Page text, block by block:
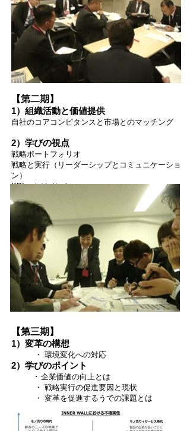
【第二期】
1）組織活動と価値提供
自社のコアコンピタンスと市場とのマッチング
2）学びの視点
戦略ポートフォリオ
戦略と実行（リーダーシップとコミュニケーショ
ン）
KPIマネジメント
【第三期】
1）変革の構想
・ 環境変化への対応
2）学びのポイント
･ 企業価値の向上とは
・ 戦略実行の促進要因と現状
・ 変革を促進するうでの課題とは